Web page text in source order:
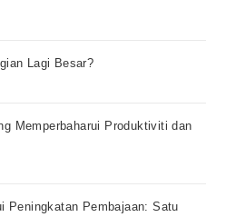
Lagi Besar?
Memperbaharui Produktiviti dan
Peningkatan Pembajaan: Satu